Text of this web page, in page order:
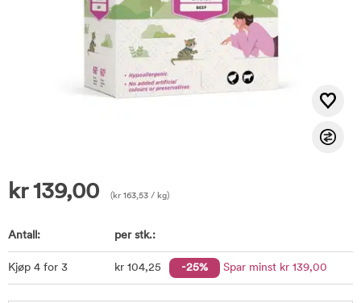
kr139,00 ( kr 163,53 / kg)
Antall: per stk.:
Kjøp 4 for 3 kr 104,25 -25% Spar minst kr 139,00